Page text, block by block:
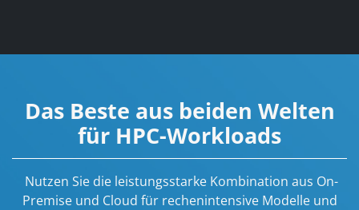
Das Beste aus beiden Welten
für HPC-Workloads
Nutzen Sie die leistungsstarke Kombination aus On-
Premise und Cloud für rechenintensive Modelle und